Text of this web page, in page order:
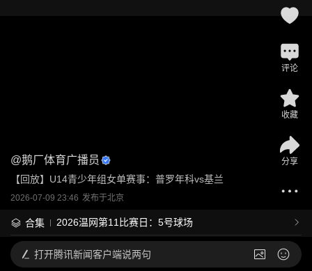
@鹅厂体育广播员
【回放】U14青少年组女单赛事：普罗年科vs基兰
2026-07-09 23:46 发布于北京
合集 2026温网第11比赛日：5号球场
评论
收藏
分享
打开腾讯新闻客户端说两句